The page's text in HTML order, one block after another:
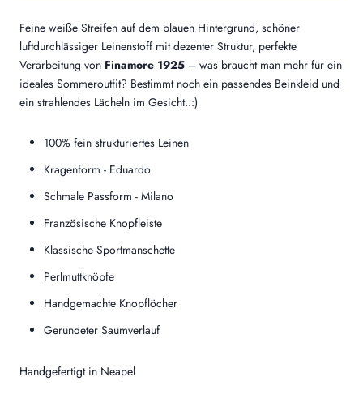
Feine weiße Streifen auf dem blauen Hintergrund, schöner
luftdurchlässiger Leinenstoff mit dezenter Struktur, perfekte
Verarbeitung von Finamore 1925 – was braucht man mehr für ein
ideales Sommeroutfit? Bestimmt noch ein passendes Beinkleid und
ein strahlendes Lächeln im Gesicht..:)
100% fein strukturiertes Leinen
Kragenform - Eduardo
Schmale Passform - Milano
Französische Knopfleiste
Klassische Sportmanschette
Perlmuttknöpfe
Handgemachte Knopflöcher
Gerundeter Saumverlauf
Handgefertigt in Neapel